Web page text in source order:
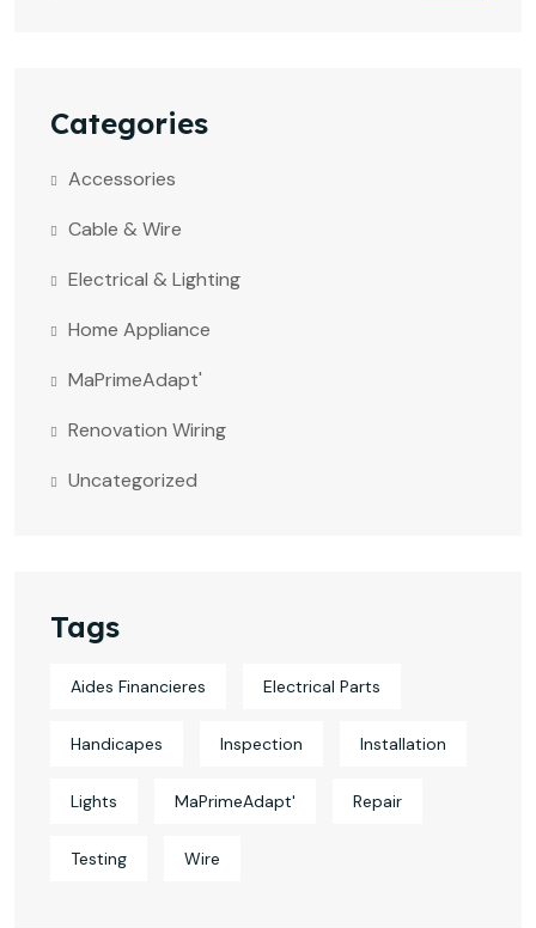
Categories
Accessories
Cable & Wire
Electrical & Lighting
Home Appliance
MaPrimeAdapt'
Renovation Wiring
Uncategorized
Tags
Aides Financieres Electrical Parts
Handicapes Inspection Installation
Lights MaPrimeAdapt' Repair
Testing Wire